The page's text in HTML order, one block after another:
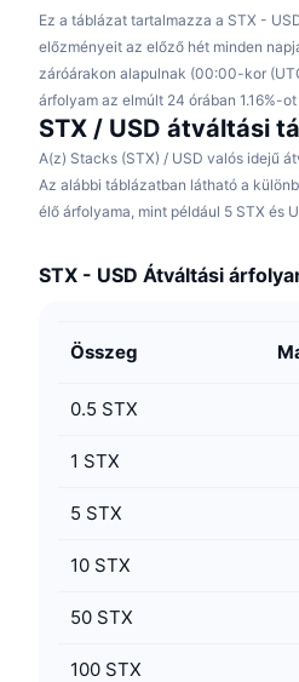
Ez a táblázat tartalmazza a STX -
előzményeit az előző hét minden
záróárakon alapulnak (00:00-kor
árfolyam az elmúlt 24 órában 1.16%-
STX / USD átváltási
A(z) Stacks (STX) / USD valós idejű
Az alábbi táblázatban látható a
élő árfolyama, mint például 5 STX és
STX - USD Átváltási
Összeg
0.5 STX
1 STX
5 STX
10 STX
50 STX
100 STX